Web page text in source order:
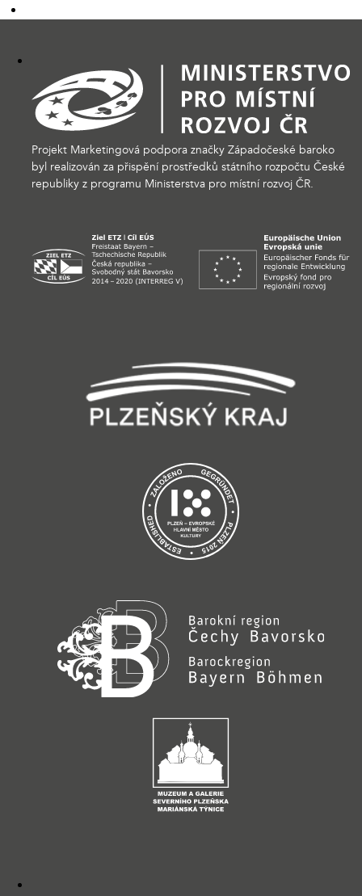
Projekt Marketingová podpora značky Západočeské baroko
byl realizován za přispění prostředků státního rozpočtu České
republiky z programu Ministerstva pro místní rozvoj ČR.